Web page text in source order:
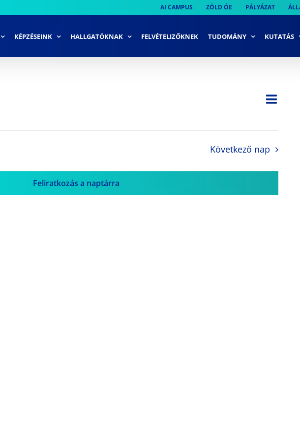
AI CAMPUS ZÖLD ÓE PÁLYÁZAT
KÉPZÉSEINK HALLGATÓKNAK FELVÉTELIZŐKNEK TUDOMÁNY KUTATÁS
Nap
Következő nap
Feliratkozás a naptárra